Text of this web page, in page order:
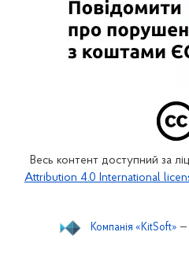
Весь контент доступний за
Attribution 4.0 International
Компанія «KitSoft» —